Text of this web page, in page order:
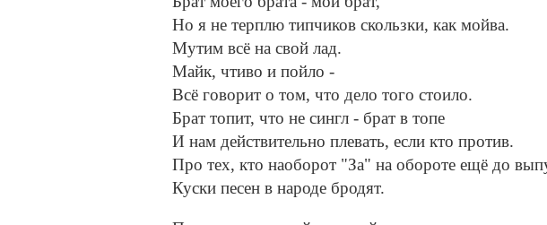
Но я не терплю типчиков скользки, как мойва.
Мутим всё на свой лад.
Майк, чтиво и пойло -
Всё говорит о том, что дело того стоило.
Брат топит, что не сингл - брат в топе
И нам действительно плевать, если кто против.
Про тех, кто наоборот "За" на обороте ещё до
Куски песен в народе бродят.